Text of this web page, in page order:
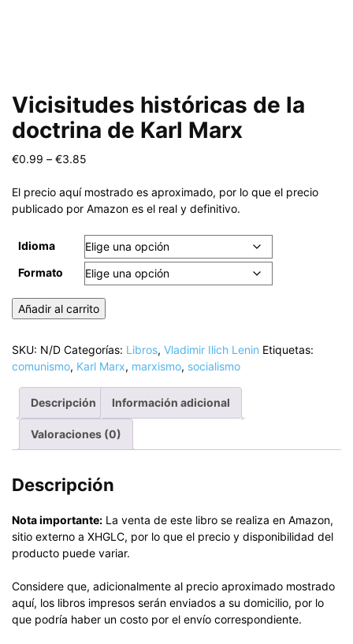
Vicisitudes históricas de la
doctrina de Karl Marx
€0.99 – €3.85
€0.99
through
El precio aquí mostrado es aproximado, por lo que el precio
publicado por Amazon es el real y definitivo.
Idioma
Formato
Vicisitudes
históricas
la
doctrina
de
Marx
cantidad
Añadir al carrito
SKU: N/D Categorías: Libros, Vladimir Ilich Lenin Etiquetas:
comunismo, Karl Marx, marxismo, socialismo
Descripción Información adicional
Valoraciones (0)
Descripción
Nota importante: La venta de este libro se realiza en Amazon,
sitio externo a XHGLC, por lo que el precio y disponibilidad del
producto puede variar.
Considere que, adicionalmente al precio aproximado mostrado
aquí, los libros impresos serán enviados a su domicilio, por lo
que podría haber un costo por el envío correspondiente.